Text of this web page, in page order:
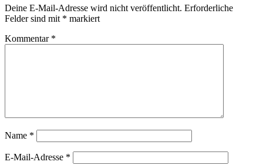
Deine E-Mail-Adresse wird nicht veröffentlicht. Erforderliche
Felder sind mit * markiert
Kommentar *
Name *
E-Mail-Adresse *